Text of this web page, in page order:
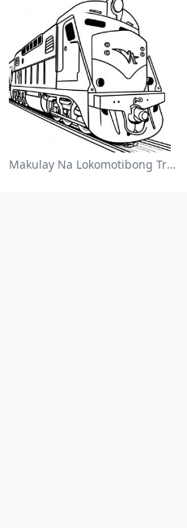
Makulay Na Lokomotibong Tren Na Pahina Ng Kulay